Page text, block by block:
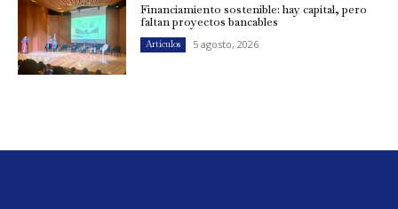
Financiamiento sostenible: hay capital, pero
faltan proyectos bancables
Artículos 5 agosto, 2026